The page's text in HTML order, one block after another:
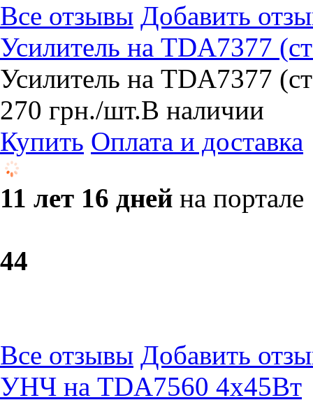
Все отзывы Добавить
Усилитель на TDA7377
Усилитель на TDA7377
270 грн./шт.В наличии
Купить Оплата и доставка
11 лет 16 дней на портале
44
Все отзывы Добавить
УНЧ на TDA7560 4x45Вт